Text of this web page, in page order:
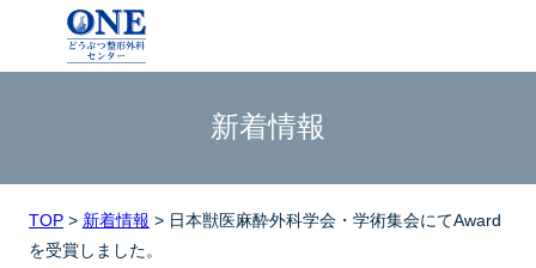
新着情報
TOP> 新着情報 > 日本獣医麻酔外科学会・学術集会にてAward
を受賞しました。